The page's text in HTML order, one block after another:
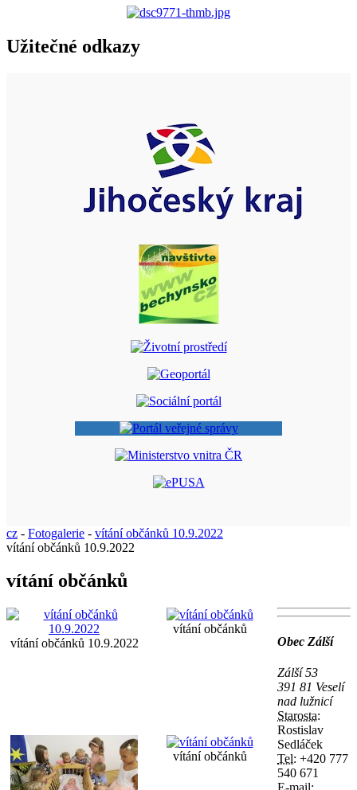
Užitečné odkazy
cz - Fotogalerie - vítání občánků 10.9.2022
vítání občánků 10.9.2022
vítání občánků
vítání občánků 10.9.2022
vítání občánků
vítání občánků
Obec Zálší
Zálší 53
391 81 Veselí
nad lužnicí
Starosta:
Rostislav
Sedláček
Tel: +420 777
540 671
E-mail: